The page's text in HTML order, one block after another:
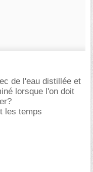
de l'eau distillée et
lorsque l'on doit
les temps